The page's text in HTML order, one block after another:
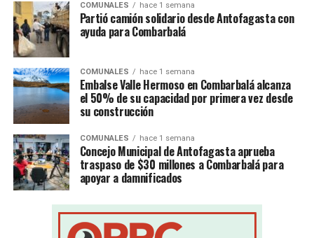
COMUNALES hace 1 semana
Partió camión solidario desde Antofagasta con
ayuda para Combarbalá
COMUNALES hace 1 semana
Embalse Valle Hermoso en Combarbalá alcanza
el 50% de su capacidad por primera vez desde
su construcción
COMUNALES hace 1 semana
Concejo Municipal de Antofagasta aprueba
traspaso de $30 millones a Combarbalá para
apoyar a damnificados